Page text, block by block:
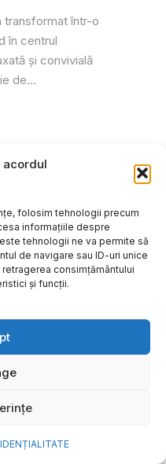
acordul
folosim tehnologii precum
informațiile despre
tehnologii ne va permite să
de navigare sau ID-uri unice
consimțământului
și funcții.
transformat într-o
în centrul
și convivială
de...
mai
pe care o